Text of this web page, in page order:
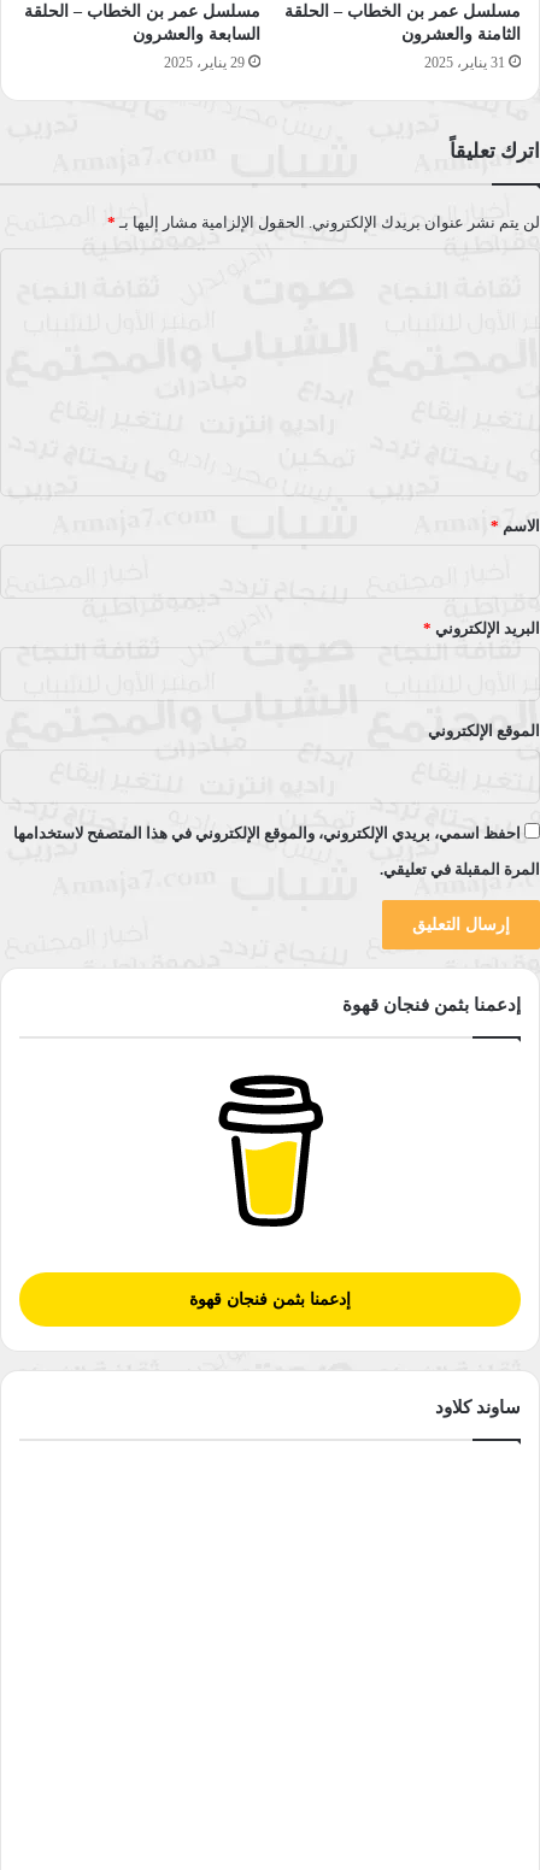
إدعمونا علىBuyMeaCoffee
الفاروق راديو النجاح عمر الفاروق
عمر بن الخطاب مسلسلات مسلسلات إذاعية
مسلسل عمر بن الخطاب – الحلقة
الثامنة والعشرون
31 يناير، 2025
مسلسل عمر بن الخطاب – الحلقة
السابعة والعشرون
29 يناير، 2025
اترك تعليقاً
لن يتم نشر عنوان بريدك الإلكتروني. الحقول الإلزامية مشار إليها بـ *
*الاسم *
البريد الإلكتروني *
الموقع الإلكتروني
احفظ اسمي، بريدي الإلكتروني، والموقع الإلكتروني في هذا المتصفح لاستخدامها
المرة المقبلة في تعليقي.
إدعمنا بثمن فنجان قهوة
إدعمنا بثمن فنجان قهوة
ساوند كلاود